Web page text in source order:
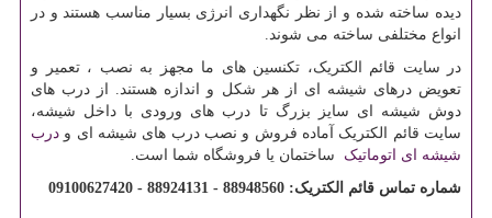
دیده ساخته شده و از نظر نگهداری انرژی بسیار مناسب هستند و در
انواع مختلفی ساخته می شوند.
در سایت قائم الکتریک، تکنسین های ما مجهز به نصب ، تعمیر و
تعویض درهای شیشه ای از هر شکل و اندازه هستند. از درب های
دوش شیشه ای سایز بزرگ تا درب های ورودی با داخل شیشه،
سایت قائم الکتریک آماده فروش و نصب درب های شیشه ای و درب
شیشه ای اتوماتیک ساختمان یا فروشگاه شما است.
شماره تماس قائم الکتریک: 88948560 - 88924131 - 09100627420